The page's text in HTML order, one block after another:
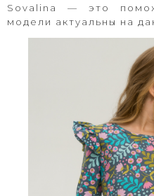
Sovalina
— это
модели актуальны на